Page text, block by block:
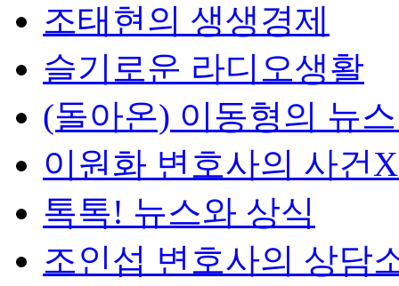
조태현의 생생경제
슬기로운 라디오생활
(돌아온) 이동형의 뉴
이원화 변호사의 사건
톡톡! 뉴스와 상식
조인섭 변호사의 상담